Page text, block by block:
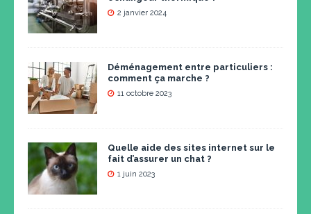
2 janvier 2024
Déménagement entre particuliers :
comment ça marche ?
11 octobre 2023
Quelle aide des sites internet sur le
fait d’assurer un chat ?
1 juin 2023